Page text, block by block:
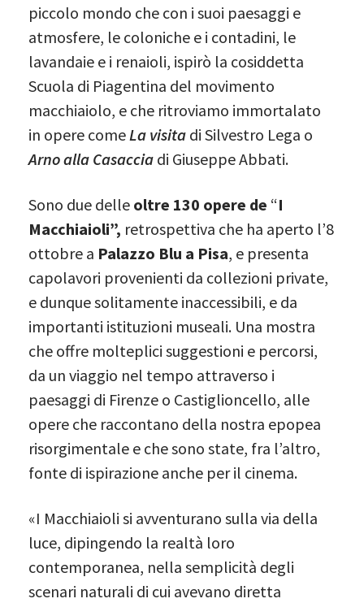
piccolo mondo che con i suoi paesaggi e
atmosfere, le coloniche e i contadini, le
lavandaie e i renaioli, ispirò la cosiddetta
Scuola di Piagentina del movimento
macchiaiolo, e che ritroviamo immortalato
in opere comeLa visita di Silvestro Lega o
Arno alla Casaccia di Giuseppe Abbati.
Sono due delle oltre 130 opere de “I
Macchiaioli”, retrospettiva che ha aperto l’8
ottobre a Palazzo Blu a Pisa, e presenta
capolavori provenienti da collezioni private,
e dunque solitamente inaccessibili, e da
importanti istituzioni museali. Una mostra
che offre molteplici suggestioni e percorsi,
da un viaggio nel tempo attraverso i
paesaggi di Firenze o Castiglioncello, alle
opere che raccontano della nostra epopea
risorgimentale e che sono state, fra l’altro,
fonte di ispirazione anche per il cinema.
«I Macchiaioli si avventurano sulla via della
luce, dipingendo la realtà loro
contemporanea, nella semplicità degli
scenari naturali di cui avevano diretta